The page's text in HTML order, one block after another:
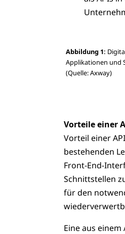
Abbildung 1:
Applikationen und
(Quelle: Axway)
Vorteile einer
Vorteil einer
bestehenden
Front-End-
Schnittstellen
für den
Eine aus